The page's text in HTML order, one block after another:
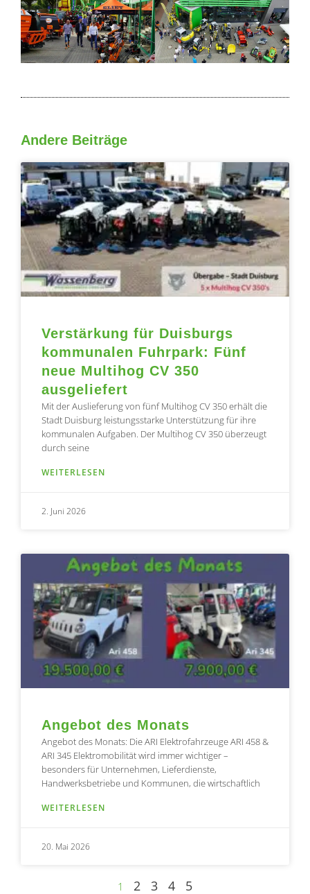
Andere Beiträge
Verstärkung für Duisburgs
kommunalen Fuhrpark: Fünf
neue Multihog CV 350
ausgeliefert
Mit der Auslieferung von fünf Multihog CV 350 erhält die
Stadt Duisburg leistungsstarke Unterstützung für ihre
kommunalen Aufgaben. Der Multihog CV 350 überzeugt
durch seine
WEITERLESEN
2. Juni 2026
Angebot des Monats
Angebot des Monats: Die ARI Elektrofahrzeuge ARI 458 &
ARI 345 Elektromobilität wird immer wichtiger –
besonders für Unternehmen, Lieferdienste,
Handwerksbetriebe und Kommunen, die wirtschaftlich
WEITERLESEN
20. Mai 2026
Seite
1
Seite
2
Seite
3
Seite
4
Seite
5